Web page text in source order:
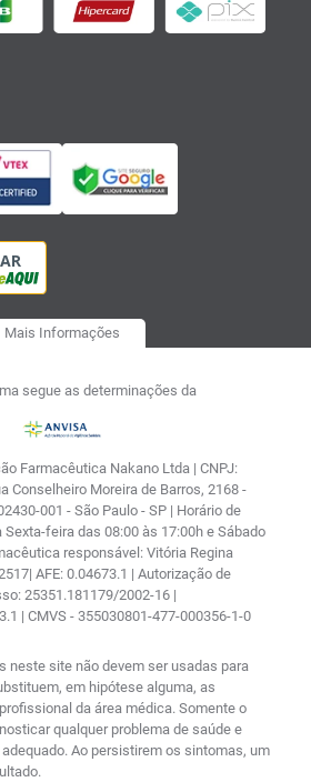
Mais Informações
segue as determinações da
Farmacêutica Nakano Ltda | CNPJ:
Conselheiro Moreira de Barros, 2168 -
001 - São Paulo - SP | Horário de
feira das 08:00 às 17:00h e Sábado
responsável: Vitória Regina
AFE: 0.04673.1 | Autorização de
25351.181179/2002-16 |
| CMVS - 355030801-477-000356-1-0
neste site não devem ser usadas para
em hipótese alguma, as
da área médica. Somente o
qualquer problema de saúde e
Ao persistirem os sintomas, um